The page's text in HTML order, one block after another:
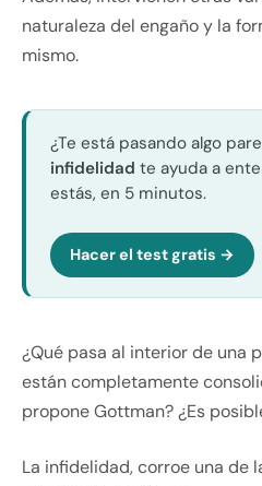
naturaleza del engaño y la
mismo.
¿Te está pasando algo
infidelidad te ayuda a
estás, en 5 minutos.
Hacer el test gratis →
¿Qué pasa al interior de una
están completamente
propone Gottman? ¿Es
La infidelidad, corroe una de